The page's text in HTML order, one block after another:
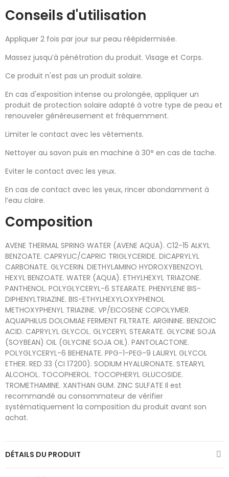
Conseils d'utilisation
Appliquer 2 fois par jour sur peau réépidermisée.
Massez jusqu’à pénétration du produit. Visage et Corps.
Ce produit n'est pas un produit solaire.
En cas d'exposition intense ou prolongée, appliquer un
produit de protection solaire adapté à votre type de peau et
renouveler généreusement et fréquemment.
Limiter le contact avec les vêtements.
Nettoyer au savon puis en machine à 30° en cas de tache.
Eviter le contact avec les yeux.
En cas de contact avec les yeux, rincer abondamment à
l’eau claire.
Composition
AVENE THERMAL SPRING WATER (AVENE AQUA). C12-15 ALKYL
BENZOATE. CAPRYLIC/CAPRIC TRIGLYCERIDE. DICAPRYLYL
CARBONATE. GLYCERIN. DIETHYLAMINO HYDROXYBENZOYL
HEXYL BENZOATE. WATER (AQUA). ETHYLHEXYL TRIAZONE.
PANTHENOL. POLYGLYCERYL-6 STEARATE. PHENYLENE BIS-
DIPHENYLTRIAZINE. BIS-ETHYLHEXYLOXYPHENOL
METHOXYPHENYL TRIAZINE. VP/EICOSENE COPOLYMER.
AQUAPHILUS DOLOMIAE FERMENT FILTRATE. ARGININE. BENZOIC
ACID. CAPRYLYL GLYCOL. GLYCERYL STEARATE. GLYCINE SOJA
(SOYBEAN) OIL (GLYCINE SOJA OIL). PANTOLACTONE.
POLYGLYCERYL-6 BEHENATE. PPG-1-PEG-9 LAURYL GLYCOL
ETHER. RED 33 (CI 17200). SODIUM HYALURONATE. STEARYL
ALCOHOL. TOCOPHEROL. TOCOPHERYL GLUCOSIDE.
TROMETHAMINE. XANTHAN GUM. ZINC SULFATE Il est
recommandé au consommateur de vérifier
systématiquement la composition du produit avant son
achat.
DÉTAILS DU PRODUIT